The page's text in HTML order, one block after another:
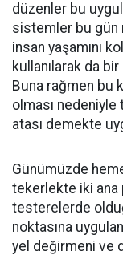
düzenler bu
sistemler bu gün
insan yaşamını
kullanılarak da
Buna rağmen bu
olması nedeniyle
atası demekte
Günümüzde
tekerlekte iki ana
testerelerde
noktasına
yel değirmeni ve